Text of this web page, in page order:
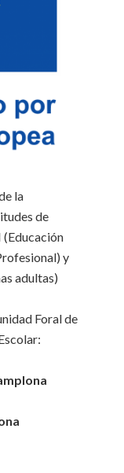
la
de
y
adultas)
Foral de